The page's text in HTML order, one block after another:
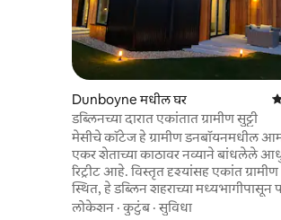
Dunboyne मधील घर
डब्लिनच्या दारात एकांतात ग्रामीण सुट्टी
मेसीचे कॉटेज हे ग्रामीण डनबॉयनमधील
एकर शेताच्या काठावर नव्याने बांधलेले
रिट्रीट आहे. विस्तृत दृश्यांसह एकांत
स्थित, हे डब्लिन शहराच्या
मिनिटांच्या आणि M3 पासून काही मिनिटांच्या
लोकेशन ·कुटुंब·सुविधा